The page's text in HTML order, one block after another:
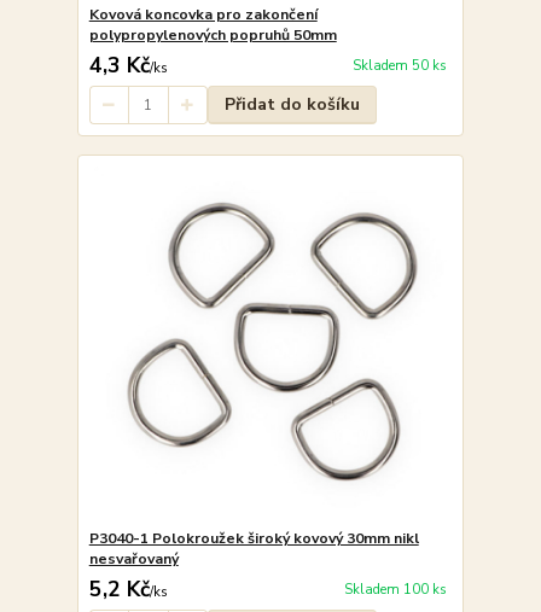
Kovová koncovka pro zakončení
polypropylenových popruhů 50mm
4,3 Kč/ks Skladem 50 ks
Přidat do košíku
P3040-1 Polokroužek široký kovový 30mm nikl
nesvařovaný
5,2 Kč/ks Skladem 100 ks